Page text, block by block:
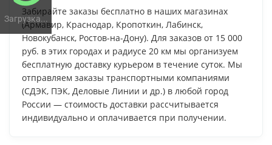
Загрузка...
Забирайте заказы бесплатно в наших магазинах
(Армавир, Краснодар, Кропоткин, Лабинск,
Новокубанск, Ростов-на-Дону). Для заказов от 15 000
руб. в этих городах и радиусе 20 км мы организуем
бесплатную доставку курьером в течение суток. Мы
отправляем заказы транспортными компаниями
(СДЭК, ПЭК, Деловые Линии и др.) в любой город
России — стоимость доставки рассчитывается
индивидуально и оплачивается при получении.